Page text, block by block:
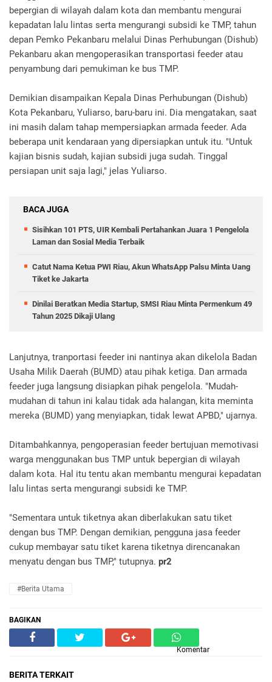
bepergian di wilayah dalam kota dan membantu mengurai
kepadatan lalu lintas serta mengurangi subsidi ke TMP, tahun
depan Pemko Pekanbaru melalui Dinas Perhubungan (Dishub)
Pekanbaru akan mengoperasikan transportasi feeder atau
penyambung dari pemukiman ke bus TMP.
Demikian disampaikan Kepala Dinas Perhubungan (Dishub)
Kota Pekanbaru, Yuliarso, baru-baru ini. Dia mengatakan, saat
ini masih dalam tahap mempersiapkan armada feeder. Ada
beberapa unit kendaraan yang dipersiapkan untuk itu. "Untuk
kajian bisnis sudah, kajian subsidi juga sudah. Tinggal
persiapan unit saja lagi," jelas Yuliarso.
BACA JUGA
Sisihkan 101 PTS, UIR Kembali Pertahankan Juara 1 Pengelola
Laman dan Sosial Media Terbaik
Catut Nama Ketua PWI Riau, Akun WhatsApp Palsu Minta Uang
Tiket ke Jakarta
Dinilai Beratkan Media Startup, SMSI Riau Minta Permenkum 49
Tahun 2025 Dikaji Ulang
Lanjutnya, tranportasi feeder ini nantinya akan dikelola Badan
Usaha Milik Daerah (BUMD) atau pihak ketiga. Dan armada
feeder juga langsung disiapkan pihak pengelola. "Mudah-
mudahan di tahun ini kalau tidak ada halangan, kita meminta
mereka (BUMD) yang menyiapkan, tidak lewat APBD," ujarnya.
Ditambahkannya, pengoperasian feeder bertujuan memotivasi
warga menggunakan bus TMP untuk bepergian di wilayah
dalam kota. Hal itu tentu akan membantu mengurai kepadatan
lalu lintas serta mengurangi subsidi ke TMP.
"Sementara untuk tiketnya akan diberlakukan satu tiket
dengan bus TMP. Dengan demikian, pengguna jasa feeder
cukup membayar satu tiket karena tiketnya direncanakan
menyatu dengan bus TMP," tutupnya. pr2
#Berita Utama
BAGIKAN
Komentar
BERITA TERKAIT